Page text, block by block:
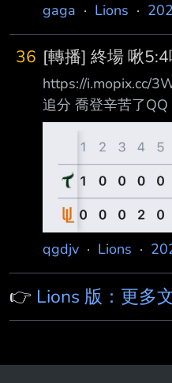
起碼對我自己是肯
名，陳重羽進職棒
FA資格，陳重羽本
攻擊指數為.6
7月29日亞太台鋼統
的球棒控制能力展
切的用碰的總能帶
完成生涯第一次的
鐵支 OPS也來到了
gaga · Lions ·
36 [轉播] 終場 啾
https://i.mopix.cc/
追分 喬登辛苦了
HR：王博玄 喬登
5,SB*2（生涯首鐵
2-5,1RBI,SB*1 潘
qgdjv · Lions ·
👉 Lions 版：更多